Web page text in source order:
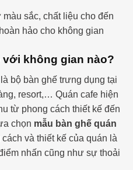
màu sắc, chất liệu cho đến
hảo cho không gian
không gian nào?
là bộ bàn ghế trưng dụng tại
resort,… Quán cafe hiện
từ phong cách thiết kế đến
chọn mẫu bàn ghế quán
và thiết kế của quán là
nhấn cũng như sự thoải